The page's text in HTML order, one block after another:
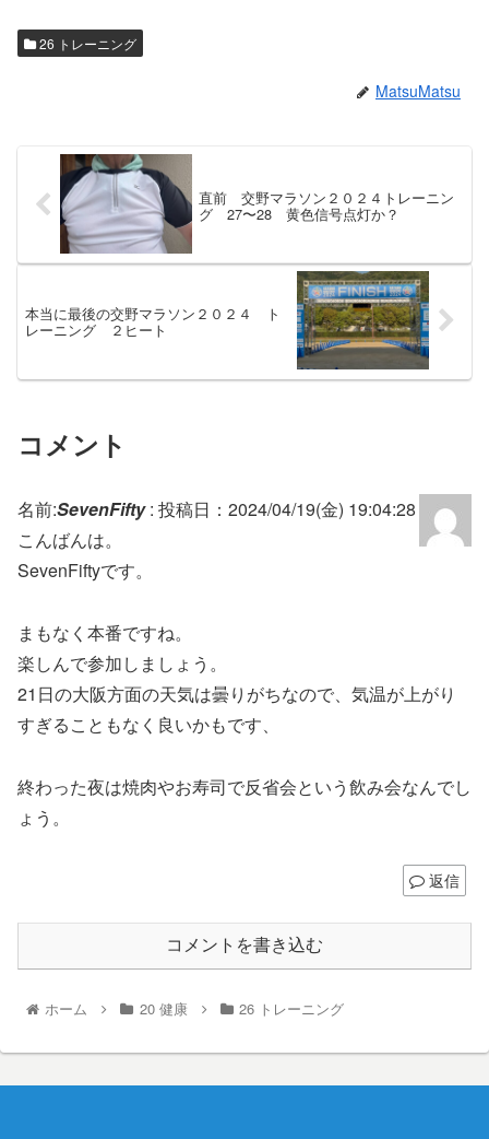
26 トレーニング
MatsuMatsu
直前 交野マラソン２０２４トレーニン
グ 27〜28 黄色信号点灯か？
本当に最後の交野マラソン２０２４ ト
レーニング ２ヒート
コメント
名前:SevenFifty: 投稿日：2024/04/19(金) 19:04:28
こんばんは。
SevenFiftyです。
まもなく本番ですね。
楽しんで参加しましょう。
21日の大阪方面の天気は曇りがちなので、気温が上がり
すぎることもなく良いかもです、
終わった夜は焼肉やお寿司で反省会という飲み会なんでし
ょう。
返信
コメントを書き込む
ホーム 20 健康 26 トレーニング